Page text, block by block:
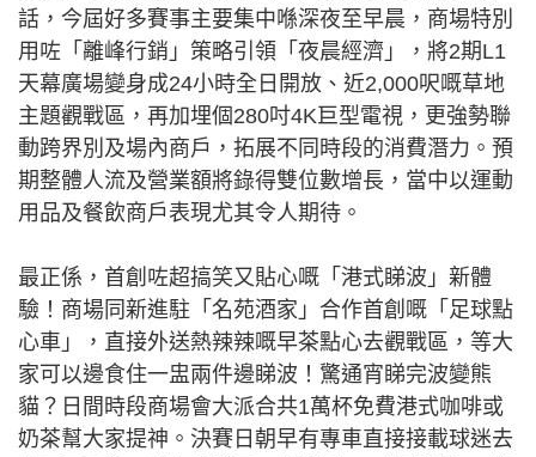
話，今屆好多賽事主要集中喺深夜至早晨，商場特別
用咗「離峰行銷」策略引領「夜晨經濟」，將2期L1
天幕廣場變身成24小時全日開放、近2,000呎嘅草地
主題觀戰區，再加埋個280吋4K巨型電視，更強勢聯
動跨界別及場內商戶，拓展不同時段的消費潛力。預
期整體人流及營業額將錄得雙位數增長，當中以運動
用品及餐飲商戶表現尤其令人期待。
最正係，首創咗超搞笑又貼心嘅「港式睇波」新體
驗！商場同新進駐「名苑酒家」合作首創嘅「足球點
心車」，直接外送熱辣辣嘅早茶點心去觀戰區，等大
家可以邊食住一盅兩件邊睇波！驚通宵睇完波變熊
貓？日間時段商場會大派合共1萬杯免費港式咖啡或
奶茶幫大家提神。決賽日朝早有專車直接接載球迷去